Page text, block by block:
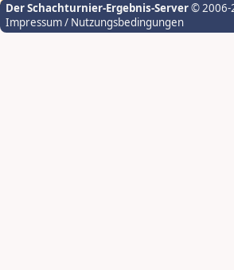
Der Schachturnier-Ergebnis-Server© 2006-
Impressum / Nutzungsbedingungen